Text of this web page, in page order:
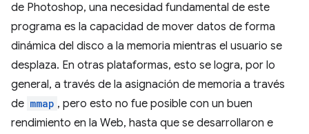
de Photoshop, una necesidad fundamental de este
programa es la capacidad de mover datos de forma
dinámica del disco a la memoria mientras el usuario se
desplaza. En otras plataformas, esto se logra, por lo
general, a través de la asignación de memoria a través
de mmap , pero esto no fue posible con un buen
rendimiento en la Web, hasta que se desarrollaron e